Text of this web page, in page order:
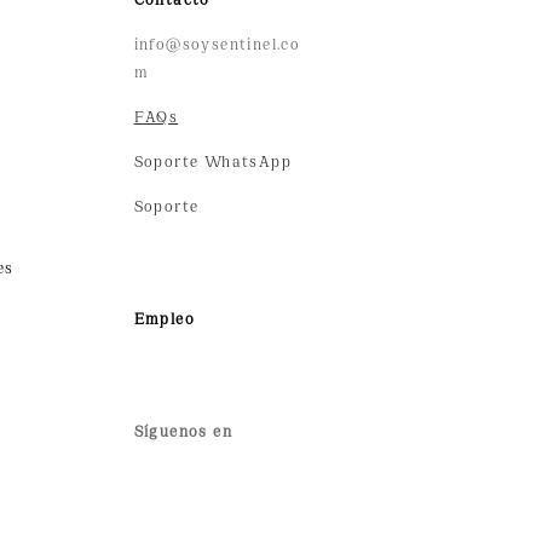
info@soysentinel.co
m
FAQs
Soporte WhatsApp
Soporte
Empleo
Síguenos en